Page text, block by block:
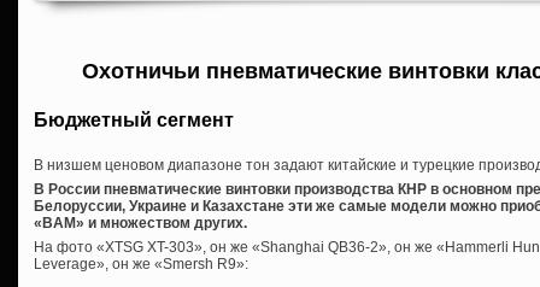
Охотничьи пневматические винтовки
Бюджетный сегмент
В низшем ценовом диапазоне тон задают китайские и турецкие
В России пневматические винтовки производства КНР в основном
Белоруссии, Украине и Казахстане эти же самые модели можно
«BAM» и множеством других.
На фото «XTSG XT-303», он же «Shanghai QB36-2», он же «Hammerli
Leverage», он же «Smersh R9»: